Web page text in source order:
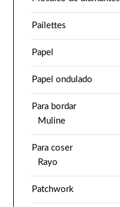
Pailettes
Papel
Papel ondulado
Para bordar
Muline
Para coser
Rayo
Patchwork